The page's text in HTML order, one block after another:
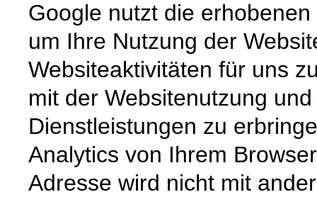
Google nutzt die
um Ihre Nutzung der
Websiteaktivitäten für uns
mit der Websitenutzung
Dienstleistungen zu
Analytics von Ihrem
Adresse wird nicht mit